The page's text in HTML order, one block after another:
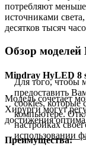
потребляют
источниками
десятков тысяч
Обзор
Mindray HyLED 8
Модель сочетает
Хирурги могут
достижения
Преимущества:
Для того, чтобы
предоставить
cookies, которые
компьютере.
настройках
использовании